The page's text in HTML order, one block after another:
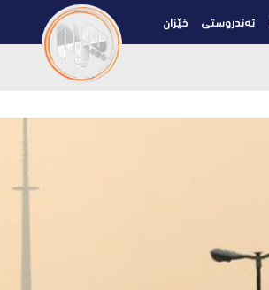
تەندروستی خێزان